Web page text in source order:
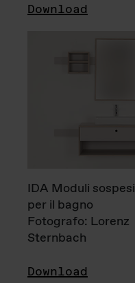
Download
IDA Moduli sospesi
per il bagno
Fotografo: Lorenz
Sternbach
Download